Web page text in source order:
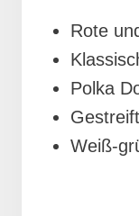
Rote
Polka
Weiß-